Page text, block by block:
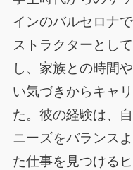
インのバルセロナ
ストラクターとし
し、家族との時間
い気づきからキャ
た。彼の経験は、
ニーズをバランス
た仕事を見つける